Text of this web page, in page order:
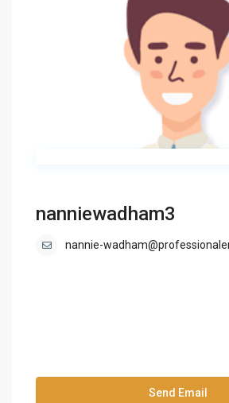
nanniewadham3
nannie-
Send Email